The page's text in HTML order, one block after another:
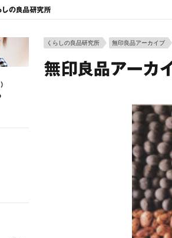
くらしの良品研究所 無印良品アーカイブ